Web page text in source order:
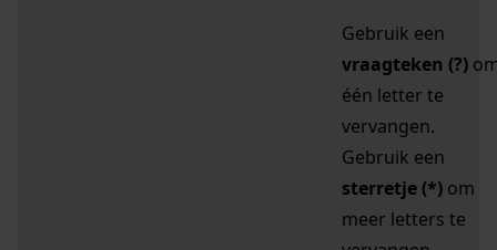
Gebruik een
vraagteken (?)
één letter te
vervangen.
Gebruik een
sterretje (*) om
meer letters te